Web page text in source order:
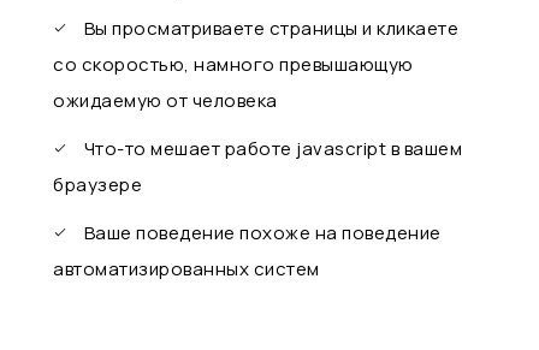
Вы просматриваете страницы и кликаете
со скоростью, намного превышающую
ожидаемую от человека
Что-то мешает работе javascript в вашем
браузере
Ваше поведение похоже на поведение
автоматизированных систем